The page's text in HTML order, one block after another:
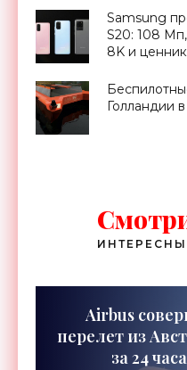
Samsung
S20: 108
8K и
Голландии
Airbus
перелет из
за 24